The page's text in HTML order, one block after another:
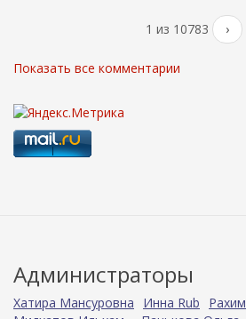
1 из 10783 ›
Показать все комментарии
Администраторы
Хатира Мансуровна Инна Rub Рахим